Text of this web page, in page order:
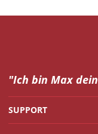
"Ich bin Max dein
SUPPORT